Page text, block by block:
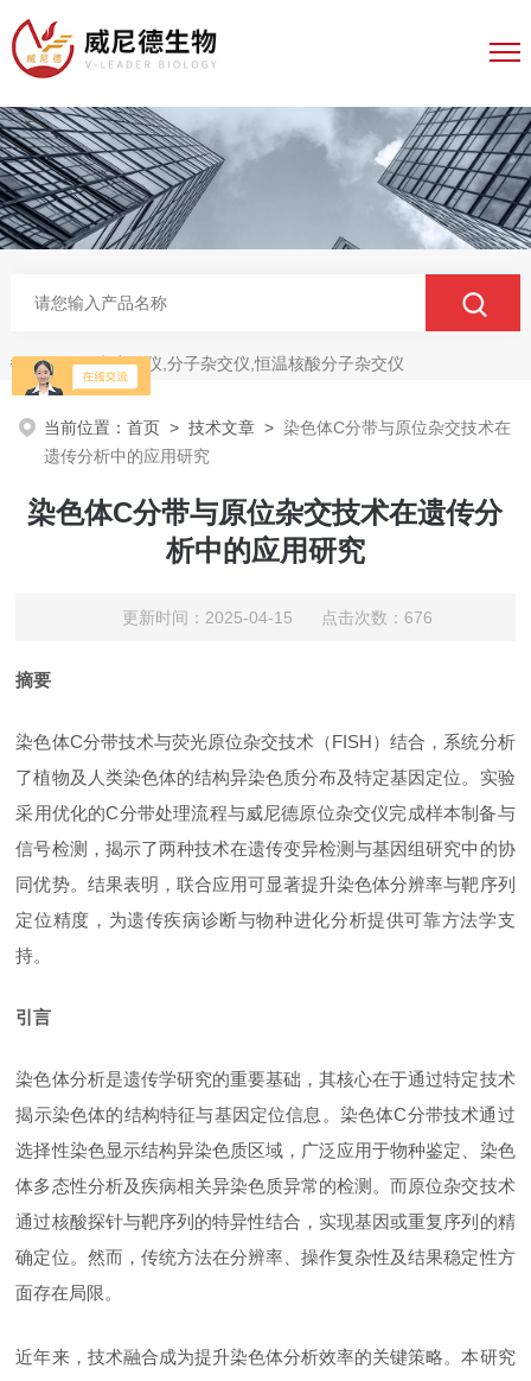
热门关键词：电穿孔仪,分子杂交仪,恒温核酸分子杂交仪
当前位置：首页 >技术文章 >染色体C分带与原位杂交技术在
遗传分析中的应用研究
染色体C分带与原位杂交技术在遗传分
析中的应用研究
更新时间：2025-04-15 点击次数：676
摘要
染色体C分带技术与荧光原位杂交技术（FISH）结合，系统分析
了植物及人类染色体的结构异染色质分布及特定基因定位。实验
采用优化的C分带处理流程与威尼德原位杂交仪完成样本制备与
信号检测，揭示了两种技术在遗传变异检测与基因组研究中的协
同优势。结果表明，联合应用可显著提升染色体分辨率与靶序列
定位精度，为遗传疾病诊断与物种进化分析提供可靠方法学支
持。
引言
染色体分析是遗传学研究的重要基础，其核心在于通过特定技术
揭示染色体的结构特征与基因定位信息。染色体C分带技术通过
选择性染色显示结构异染色质区域，广泛应用于物种鉴定、染色
体多态性分析及疾病相关异染色质异常的检测。而原位杂交技术
通过核酸探针与靶序列的特异性结合，实现基因或重复序列的精
确定位。然而，传统方法在分辨率、操作复杂性及结果稳定性方
面存在局限。
近年来，技术融合成为提升染色体分析效率的关键策略。本研究